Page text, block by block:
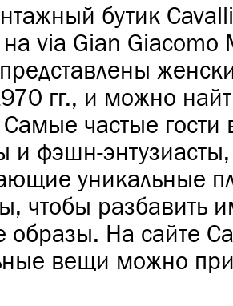
бутик
на via Gian
гг., и можно
частые гости
и фэшн-энтузиасты,
уникальные
чтобы разбавить
образы. На сайте
вещи можно